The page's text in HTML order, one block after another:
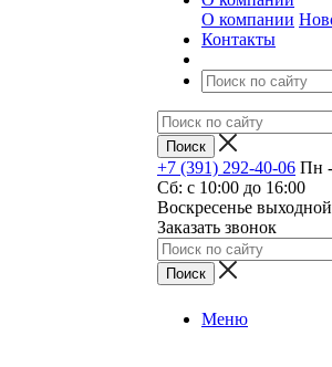
О компании
Контакты
+7 (391) 292-40-06 Пн
Сб: c 10:00 до 16:00
​Воскресенье выходной
Заказать звонок
Меню